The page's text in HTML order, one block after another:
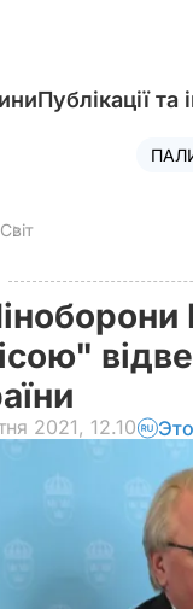
Публікації та
Світ
2021, 12.10